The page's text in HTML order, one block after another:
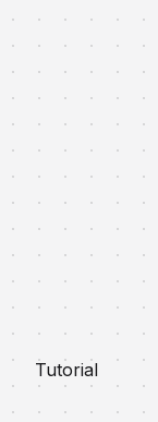
Tutorial